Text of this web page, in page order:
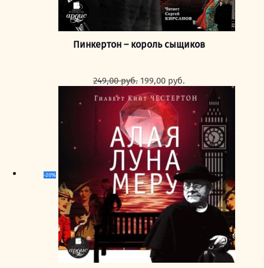
Пинкертон – король сыщиков
249,00руб. Первоначальная
цена
составляла
249,00 руб..
199,00 руб.
199,00 руб..
-20%